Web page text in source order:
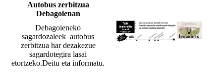
Autobus zerbitzua
Debagoienan
Debagoieneko
sagardozaleek autobus
zerbitzua har dezakezue
sagardotegira lasai
etortzeko.Deitu eta informatu.